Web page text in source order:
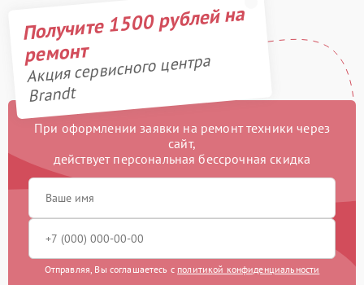
Получите 1500 рублей на
ремонт
Акция сервисного центра
Brandt
При оформлении заявки на ремонт техники через
сайт,
действует персональная бессрочная скидка
Отправляя, Вы соглашаетесь с политикой конфиденциальности